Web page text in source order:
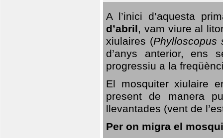
A l’inici d’aquesta
d’abril, vam viure al
xiulaires (Phylloscopus
d’anys anterior, ens
progressiu a la
El mosquiter xiulaire
present de manera
llevantades (vent de
Per on migra el